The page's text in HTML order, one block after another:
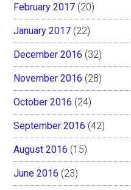
February 2017 (20)
January 2017 (22)
December 2016 (32)
November 2016 (28)
October 2016 (24)
September 2016 (42)
August 2016 (15)
June 2016 (23)